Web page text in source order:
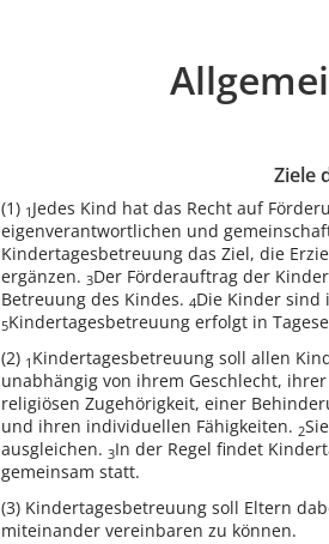
Ziele
(1) 1Jedes Kind hat das Recht auf
eigenverantwortlichen und
Kindertagesbetreuung das Ziel, die
ergänzen.3Der Förderauftrag der
Betreuung des Kindes.4Die Kinder sind
5Kindertagesbetreuung erfolgt in
(2) 1 Kindertagesbetreuung soll allen
unabhängig von ihrem Geschlecht,
religiösen Zugehörigkeit, einer
und ihren individuellen Fähigkeiten. 2
ausgleichen.3In der Regel findet
gemeinsam statt.
(3) Kindertagesbetreuung soll Eltern
miteinander vereinbaren zu können.